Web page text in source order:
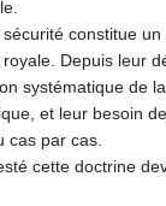
constitue
Depuis leur
systématique de
et leur besoin
cas par cas.
cette doctrine